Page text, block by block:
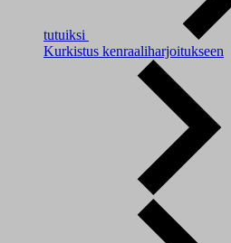
tutuiksi
Kurkistus kenraaliharjoitukseen